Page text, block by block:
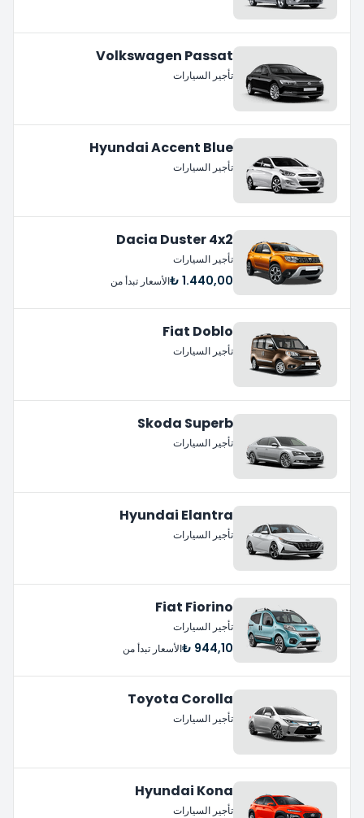
Volkswagen Passat
تأجير السيارات
Hyundai Accent Blue
تأجير السيارات
Dacia Duster 4x2
تأجير السيارات
1.440,00 ₺ الأسعار تبدأ من
Fiat Doblo
تأجير السيارات
Skoda Superb
تأجير السيارات
Hyundai Elantra
تأجير السيارات
Fiat Fiorino
تأجير السيارات
944,10 ₺ الأسعار تبدأ من
Toyota Corolla
تأجير السيارات
Hyundai Kona
تأجير السيارات